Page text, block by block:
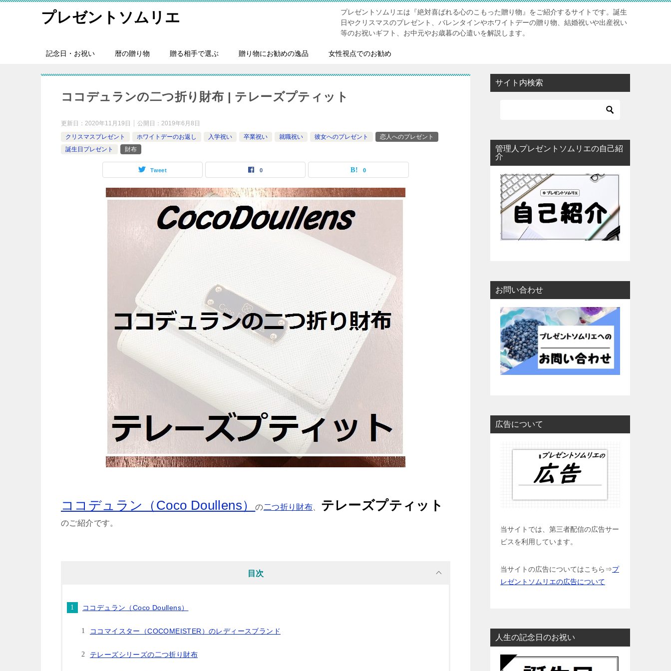
プレゼントソムリエ
プレゼントソムリエは『絶対喜ばれる心のこもった贈り物』をご紹介するサイトです。誕生
日やクリスマスのプレゼント、バレンタインやホワイトデーの贈り物、結婚祝いや出産祝い
等のお祝いギフト、お中元やお歳暮の心遣いを解説します。
記念日・お祝い 暦の贈り物 贈る相手で選ぶ 贈り物にお勧めの逸品 女性視点でのお勧め
ココデュランの二つ折り財布 | テレーズプティット
更新日： 2020年11月19日 公開日： 2019年6月8日
クリスマスプレゼント
ホワイトデーのお返し 入学祝い 卒業祝い 就職祝い 彼女へのプレゼント
恋人へのプレゼント
誕生日プレゼント
財布
Tweet 0 0
ココデュラン（Coco Doullens）の二つ折り財布 テレーズプティット
のご紹介です。
目次
ココデュラン（Coco Doullens）
ココマイスター（COCOMEISTER）のレディースブランド
テレーズシリーズの二つ折り財布
サイト内検索
管理人プレゼントソムリエの自己紹
介
お問い合わせ
広告について
当サイトでは、第三者配信の広告サー
ビスを利用しています。
当サイトの広告についてはこちら⇒プ
レゼントソムリエの広告について
人生の記念日のお祝い